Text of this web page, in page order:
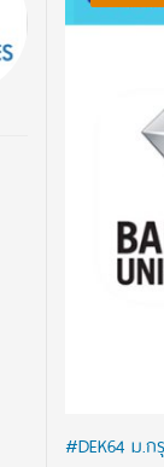
#DEK64 ม.